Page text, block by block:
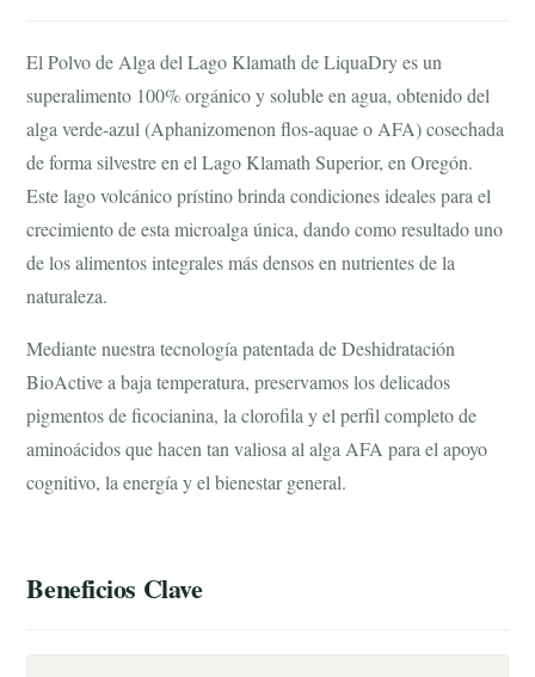
El Polvo de Alga del Lago Klamath de LiquaDry es un
superalimento 100% orgánico y soluble en agua, obtenido del
alga verde-azul (Aphanizomenon flos-aquae o AFA) cosechada
de forma silvestre en el Lago Klamath Superior, en Oregón.
Este lago volcánico prístino brinda condiciones ideales para el
crecimiento de esta microalga única, dando como resultado uno
de los alimentos integrales más densos en nutrientes de la
naturaleza.
Mediante nuestra tecnología patentada de Deshidratación
BioActive a baja temperatura, preservamos los delicados
pigmentos de ficocianina, la clorofila y el perfil completo de
aminoácidos que hacen tan valiosa al alga AFA para el apoyo
cognitivo, la energía y el bienestar general.
Beneficios Clave